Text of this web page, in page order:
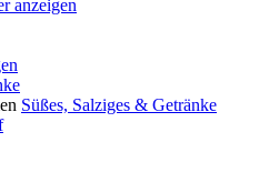
anzeigen
Süßes, Salziges & Getränke